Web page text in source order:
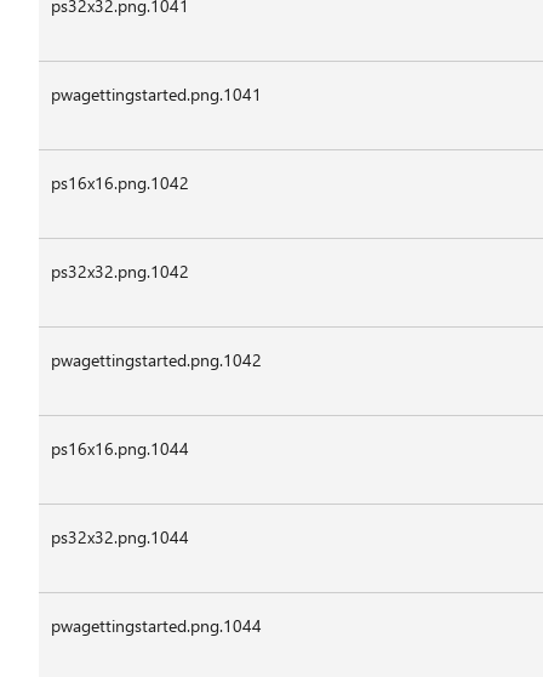
ps32x32.png.1041
pwagettingstarted.png.1041
ps16x16.png.1042
ps32x32.png.1042
pwagettingstarted.png.1042
ps16x16.png.1044
ps32x32.png.1044
pwagettingstarted.png.1044